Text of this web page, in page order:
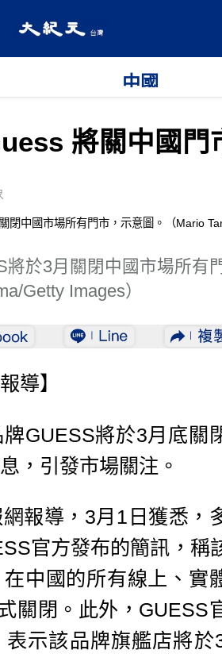
中國
將關中國門
於3月關閉中國市場所有
Getty Images）
導】
GUESS將於3月底關
，引發市場關注。
報導，3月1日獲悉，
官方發布的簡訊，稱
中國的所有線上、實
關閉。此外，GUESS
示該品牌旗艦店將於